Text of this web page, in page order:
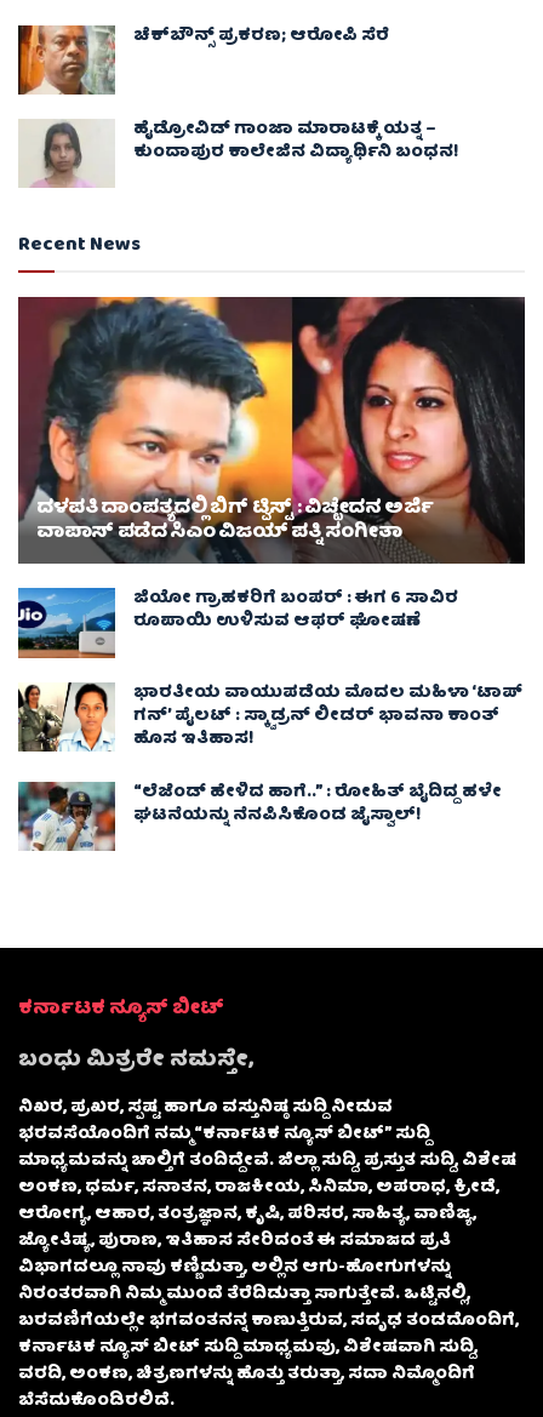
ಚೆಕ್​ಬೌನ್ಸ್​ ಪ್ರಕರಣ; ಆರೋಪಿ ಸೆರೆ
ಹೈಡ್ರೋವಿಡ್ ಗಾಂಜಾ ಮಾರಾಟಕ್ಕೆ ಯತ್ನ –
ಕುಂದಾಪುರ ಕಾಲೇಜಿನ ವಿದ್ಯಾರ್ಥಿನಿ ಬಂಧನ!
Recent News
ದಳಪತಿ ದಾಂಪತ್ಯದಲ್ಲಿ ಬಿಗ್ ಟ್ವಿಸ್ಟ್ : ವಿಚ್ಛೇದನ ಅರ್ಜಿ
ವಾಪಾಸ್‌ ಪಡೆದ ಸಿಎಂ ವಿಜಯ್ ಪತ್ನಿ ಸಂಗೀತಾ‌
ಜಿಯೋ ಗ್ರಾಹಕರಿಗೆ ಬಂಪರ್ : ಈಗ 6 ಸಾವಿರ
ರೂಪಾಯಿ ಉಳಿಸುವ ಆಫರ್ ಘೋಷಣೆ
ಭಾರತೀಯ ವಾಯುಪಡೆಯ ಮೊದಲ ಮಹಿಳಾ ‘ಟಾಪ್
ಗನ್’ ಪೈಲಟ್ : ಸ್ಕ್ವಾಡ್ರನ್ ಲೀಡರ್ ಭಾವನಾ ಕಾಂತ್
ಹೊಸ ಇತಿಹಾಸ!
“ಲೆಜೆಂಡ್ ಹೇಳಿದ ಹಾಗೆ..” : ರೋಹಿತ್ ಬೈದಿದ್ದ ಹಳೇ
ಘಟನೆಯನ್ನು ನೆನಪಿಸಿಕೊಂಡ ಜೈಸ್ವಾಲ್!
ಕರ್ನಾಟಕ ನ್ಯೂಸ್ ಬೀಟ್
ಬಂಧು ಮಿತ್ರರೇ ನಮಸ್ತೇ,
ನಿಖರ, ಪ್ರಖರ, ಸ್ಪಷ್ಟ ಹಾಗೂ ವಸ್ತುನಿಷ್ಠ ಸುದ್ದಿ ನೀಡುವ
ಭರವಸೆಯೊಂದಿಗೆ ನಮ್ಮ “ಕರ್ನಾಟಕ ನ್ಯೂಸ್ ಬೀಟ್” ಸುದ್ದಿ
ಮಾಧ್ಯಮವನ್ನು ಚಾಲ್ತಿಗೆ ತಂದಿದ್ದೇವೆ. ಜಿಲ್ಲಾ ಸುದ್ದಿ, ಪ್ರಸ್ತುತ ಸುದ್ದಿ, ವಿಶೇಷ
ಅಂಕಣ, ಧರ್ಮ, ಸನಾತನ, ರಾಜಕೀಯ, ಸಿನಿಮಾ, ಅಪರಾಧ, ಕ್ರೀಡೆ,
ಆರೋಗ್ಯ, ಆಹಾರ, ತಂತ್ರಜ್ಞಾನ, ಕೃಷಿ, ಪರಿಸರ, ಸಾಹಿತ್ಯ, ವಾಣಿಜ್ಯ,
ಜ್ಯೋತಿಷ್ಯ, ಪುರಾಣ, ಇತಿಹಾಸ ಸೇರಿದಂತೆ ಈ ಸಮಾಜದ ಪ್ರತಿ
ವಿಭಾಗದಲ್ಲೂ ನಾವು ಕಣ್ಣಿಡುತ್ತಾ, ಅಲ್ಲಿನ ಆಗು-ಹೋಗುಗಳನ್ನು
ನಿರಂತರವಾಗಿ ನಿಮ್ಮ ಮುಂದೆ ತೆರೆದಿಡುತ್ತಾ ಸಾಗುತ್ತೇವೆ. ಒಟ್ಟಿನಲ್ಲಿ,
ಬರವಣಿಗೆಯಲ್ಲೇ ಭಗವಂತನನ್ನ ಕಾಣುತ್ತಿರುವ, ಸದೃಢ ತಂಡದೊಂದಿಗೆ,
ಕರ್ನಾಟಕ ನ್ಯೂಸ್ ಬೀಟ್ ಸುದ್ದಿ ಮಾಧ್ಯಮವು, ವಿಶೇಷವಾಗಿ ಸುದ್ದಿ,
ವರದಿ, ಅಂಕಣ, ಚಿತ್ರಣಗಳನ್ನು ಹೊತ್ತು ತರುತ್ತಾ, ಸದಾ ನಿಮ್ಮೊಂದಿಗೆ
ಬೆಸೆದುಕೊಂಡಿರಲಿದೆ.